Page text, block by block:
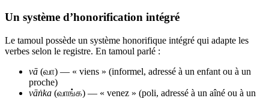
Un système d’honorification intégré
Le tamoul possède un système honorifique intégré qui adapte les
verbes selon le registre. En tamoul parlé :
vā (வா) — « viens » (informel, adressé à un enfant ou à un
proche)
vāṅka (வாங்க) — « venez » (poli, adressé à un aîné ou à un